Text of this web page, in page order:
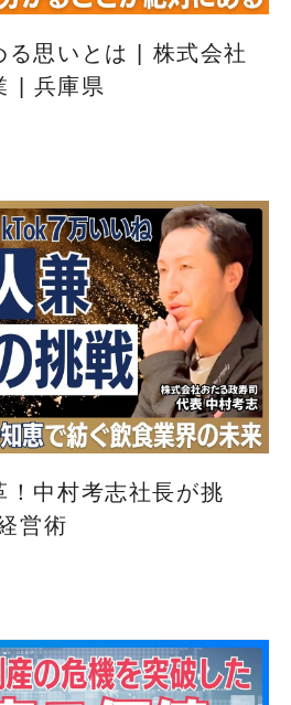
る思いとは | 株式会社
| 兵庫県
！中村考志社長が挑
営術